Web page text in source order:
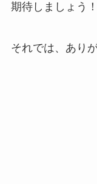
期待しましょう！
それでは、あり